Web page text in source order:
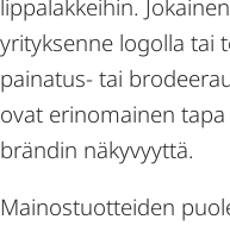
lippalakkeihin.
yrityksenne logolla tai
painatus- tai
ovat erinomainen
brändin näkyvyyttä.
Mainostuotteiden